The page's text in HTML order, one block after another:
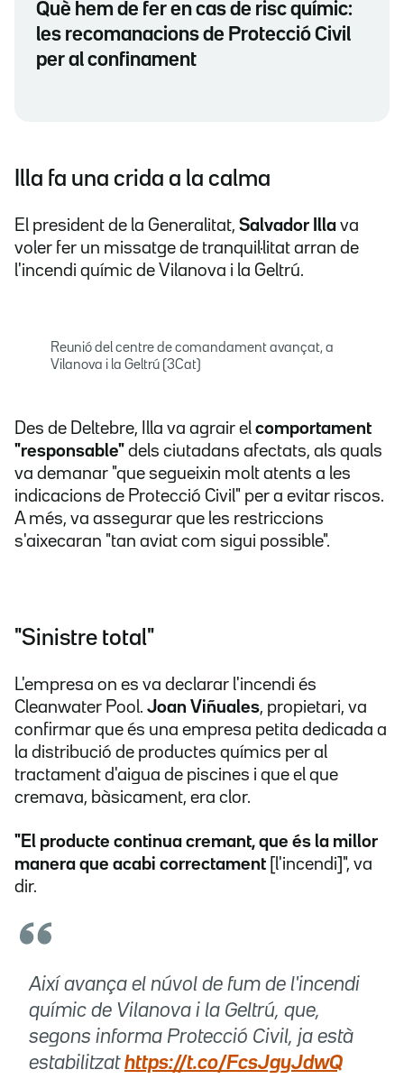
Què hem de fer en cas de risc químic:
les recomanacions de Protecció Civil
per al confinament
Illa fa una crida a la calma
El president de la Generalitat, Salvador Illa va
voler fer un missatge de tranquil·litat arran de
l'incendi químic de Vilanova i la Geltrú.
Reunió del centre de comandament avançat, a
Vilanova i la Geltrú (3Cat)
Des de Deltebre, Illa va agrair el comportament
"responsable" dels ciutadans afectats, als quals
va demanar "que segueixin molt atents a les
indicacions de Protecció Civil" per a evitar riscos.
A més, va assegurar que les restriccions
s'aixecaran "tan aviat com sigui possible".
"Sinistre total"
L'empresa on es va declarar l'incendi és
Cleanwater Pool. Joan Viñuales, propietari, va
confirmar que és una empresa petita dedicada a
la distribució de productes químics per al
tractament d'aigua de piscines i que el que
cremava, bàsicament, era clor.
"El producte continua cremant, que és la millor
manera que acabi correctament [l'incendi]", va
dir.
Així avança el núvol de fum de l'incendi
químic de Vilanova i la Geltrú, que,
segons informa Protecció Civil, ja està
estabilitzat https://t.co/FcsJgyJdwQ